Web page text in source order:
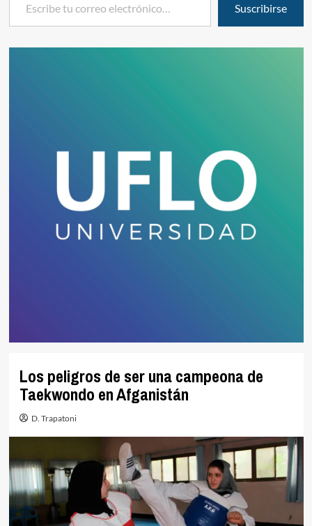
Los peligros de ser una campeona de
Taekwondo en Afganistán
D. Trapatoni
Suscribirse